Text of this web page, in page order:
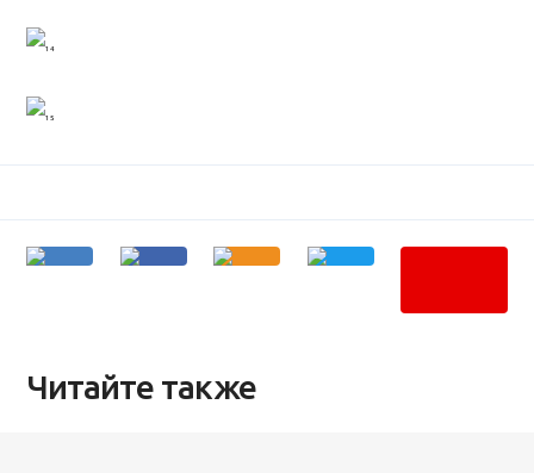
Читайте также